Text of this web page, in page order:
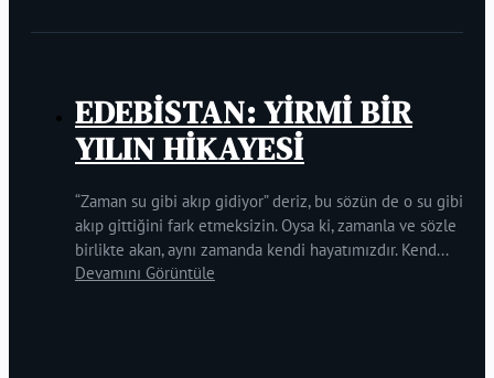
EDEBİSTAN: YİRMİ BİR
YILIN HİKAYESİ
“Zaman su gibi akıp gidiyor” deriz, bu sözün de o su gibi
akıp gittiğini fark etmeksizin. Oysa ki, zamanla ve sözle
birlikte akan, aynı zamanda kendi hayatımızdır. Kend...
Devamını Görüntüle